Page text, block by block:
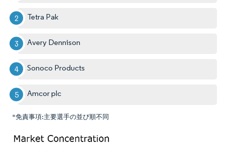
Tetra Pak
Avery Dennison
Sonoco Products
Amcor plc
*免責事項:主要選手の並び順不同